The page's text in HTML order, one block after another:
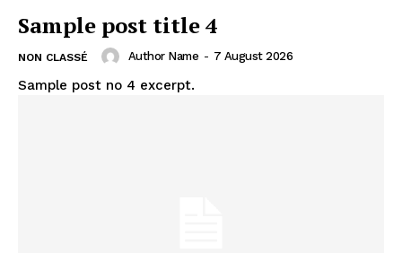
Sample post title 4
NON CLASSÉ Author Name - 7 August 2026
Sample post no 4 excerpt.